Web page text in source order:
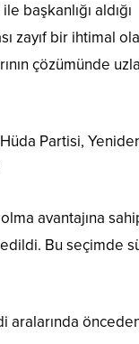
başkanlığı aldığı
zayıf bir ihtimal
çözümünde
Partisi,
avantajına
Bu seçimde
aralarında